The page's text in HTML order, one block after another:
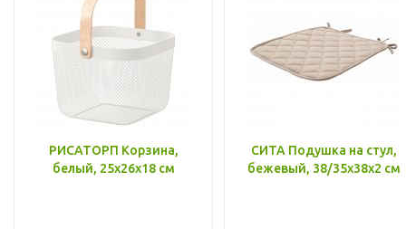
РИСАТОРП Корзина,
белый, 25x26x18 см
СИТА Подушка на стул,
бежевый, 38/35x38x2 см